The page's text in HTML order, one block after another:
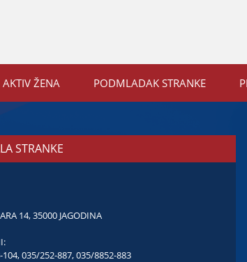
AKTIV ŽENA PODMLADAK STRANKE
STRANKE
14, 35000 JAGODINA
104,035/252-887,035/8852-883